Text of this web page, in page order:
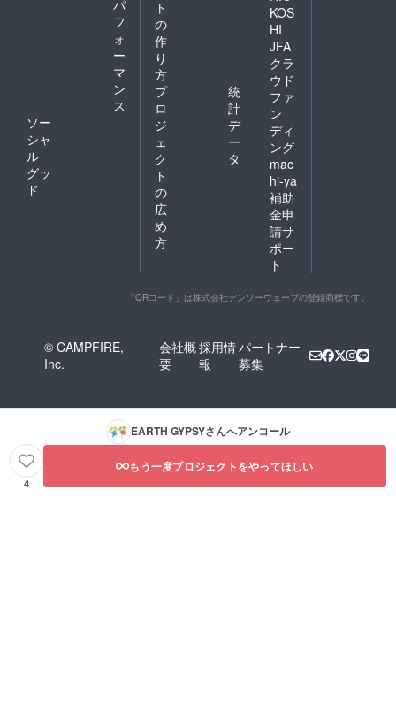
んか？
泊が必
要な場
です。
しなが
パ
フ
ォ
ー
マ
ン
ス
ソー
シャ
ル
グッ
ド
ト
の
作
り
方
プ
ロ
ジ
ェ
ク
ト
の
広
め
方
統
計
デ
ー
タ
KOS
HI
JFA
クラ
ウド
ファ
ン
ディ
ング
mac
hi-ya
補助
金申
請サ
ポー
ト
「QRコード」は株式会社デンソーウェーブの登録商標です。
© CAMPFIRE,
Inc.
会社概
要
採用情
報
パートナー
募集
EARTH GYPSYさんへアンコール
4
もう一度プロジェクトをやってほしい